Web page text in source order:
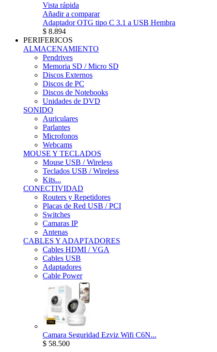
Vista rápida
Añadir a comparar
Adaptador OTG tipo C 3.1 a USB Hembra
$ 8.894
PERIFERICOS
ALMACENAMIENTO
Pendrives
Memoria SD / Micro SD
Discos Externos
Discos de PC
Discos de Notebooks
Unidades de DVD
SONIDO
Auriculares
Parlantes
Microfonos
Webcams
MOUSE Y TECLADOS
Mouse USB / Wireless
Teclados USB / Wireless
Kits...
CONECTIVIDAD
Routers y Repetidores
Placas de Red USB / PCI
Switches
Camaras IP
Antenas
CABLES Y ADAPTADORES
Cables HDMI / VGA
Cables USB
Adaptadores
Cable Power
Camara Seguridad Ezviz Wifi C6N...
$ 58.500